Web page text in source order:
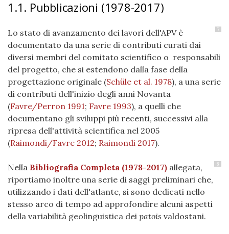
1.1. Pubblicazioni (1978-2017)
7
Lo stato di avanzamento dei lavori dell'APV è
documentato da una serie di contributi curati dai
diversi membri del comitato scientifico o responsabili
del progetto, che si estendono dalla fase della
progettazione originale (Schüle et al. 1978), a una serie
di contributi dell'inizio degli anni Novanta
(Favre/Perron 1991; Favre 1993), a quelli che
documentano gli sviluppi più recenti, successivi alla
ripresa dell'attività scientifica nel 2005
(Raimondi/Favre 2012; Raimondi 2017).
8
Nella Bibliografia Completa (1978-2017) allegata,
riportiamo inoltre una serie di saggi preliminari che,
utilizzando i dati dell'atlante, si sono dedicati nello
stesso arco di tempo ad approfondire alcuni aspetti
della variabilità geolinguistica dei patois valdostani.